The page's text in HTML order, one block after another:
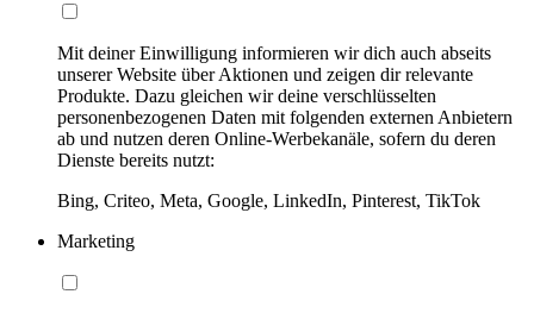
Mit deiner Einwilligung informieren wir dich auch abseits
unserer Website über Aktionen und zeigen dir relevante
Produkte. Dazu gleichen wir deine verschlüsselten
personenbezogenen Daten mit folgenden externen Anbietern
ab und nutzen deren Online-Werbekanäle, sofern du deren
Dienste bereits nutzt:
Bing, Criteo, Meta, Google, LinkedIn, Pinterest, TikTok
Marketing